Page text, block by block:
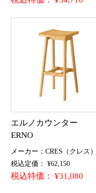
エルノカウンター
ERNO
メーカー：CRES（クレス）
税込定価： ¥62,150
税込特価： ¥31,080